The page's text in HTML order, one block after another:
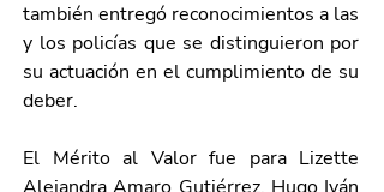
también entregó reconocimientos a las
y los policías que se distinguieron por
su actuación en el cumplimiento de su
deber.
El Mérito al Valor fue para Lizette